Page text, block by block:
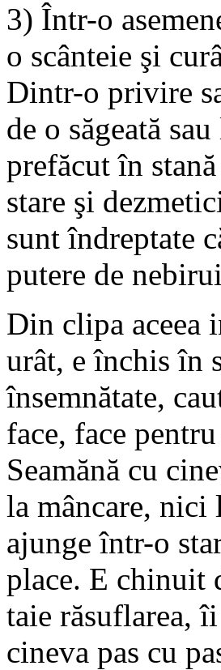
3) Într-o
o scânteie şi
Dintr-o privire
de o săgeată
prefăcut în
stare şi
sunt îndreptate
putere de
Din clipa aceea
urât, e închis în
însemnătate,
face, face
Seamănă cu
la mâncare, nici
ajunge într-o
place. E chinuit
taie răsuflarea,
cineva pas cu